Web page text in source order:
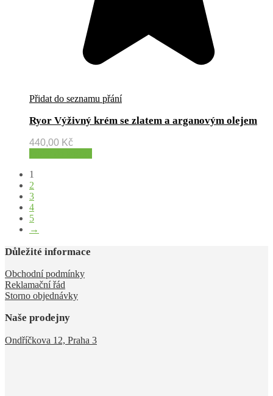
Přidat do seznamu přání
Ryor Výživný krém se zlatem a arganovým olejem
440,00 Kč
1
2
3
4
5
→
Důležité informace
Obchodní podmínky
Reklamační řád
Storno objednávky
Naše prodejny
Ondříčkova 12, Praha 3